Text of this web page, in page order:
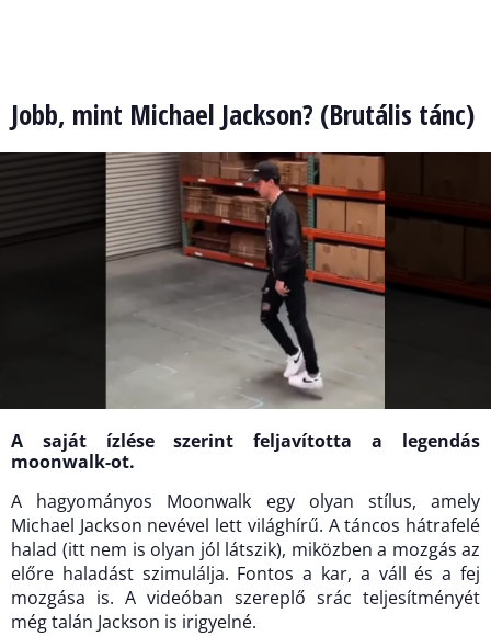
Jobb, mint Michael Jackson? (Brutális tánc)
A saját ízlése szerint feljavította a legendás
moonwalk-ot.
A hagyományos Moonwalk egy olyan stílus, amely
Michael Jackson nevével lett világhírű. A táncos hátrafelé
halad (itt nem is olyan jól látszik), miközben a mozgás az
előre haladást szimulálja. Fontos a kar, a váll és a fej
mozgása is. A videóban szereplő srác teljesítményét
még talán Jackson is irigyelné.